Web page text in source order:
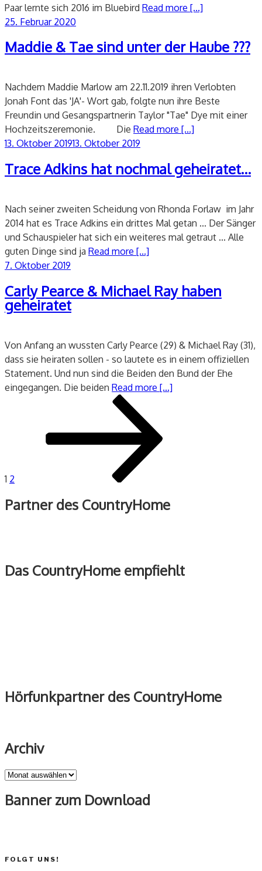
Paar lernte sich 2016 im Bluebird Read more [...]
Veröffentlicht
25. Februar 2020
Maddie & Tae sind unter der Haube ???
Nachdem Maddie Marlow am 22.11.2019 ihren Verlobten
Jonah Font das 'JA'- Wort gab, folgte nun ihre Beste
Freundin und Gesangspartnerin Taylor "Tae" Dye mit einer
Hochzeitszeremonie. Die Read more [...]
Veröffentlicht
13. Oktober 201913. Oktober 2019
Trace Adkins hat nochmal geheiratet…
Nach seiner zweiten Scheidung von Rhonda Forlaw im Jahr
2014 hat es Trace Adkins ein drittes Mal getan ... Der Sänger
und Schauspieler hat sich ein weiteres mal getraut ... Alle
guten Dinge sind ja Read more [...]
Veröffentlicht
7. Oktober 2019
Carly Pearce & Michael Ray haben
geheiratet
Von Anfang an wussten Carly Pearce (29) & Michael Ray (31),
dass sie heiraten sollen - so lautete es in einem offiziellen
Statement. Und nun sind die Beiden den Bund der Ehe
eingegangen. Die beiden Read more [...]
Seitennummerierung
Beiträge
1 2
Partner des CountryHome
Das CountryHome empfiehlt
Hörfunkpartner des CountryHome
Archiv
Archiv
Banner zum Download
FOLGT UNS!